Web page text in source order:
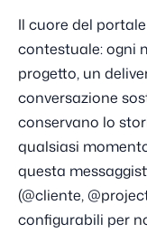
Il cuore del
contestuale: ogni
progetto, un
conversazione
conservano lo
qualsiasi
questa
(@cliente,
configurabili per